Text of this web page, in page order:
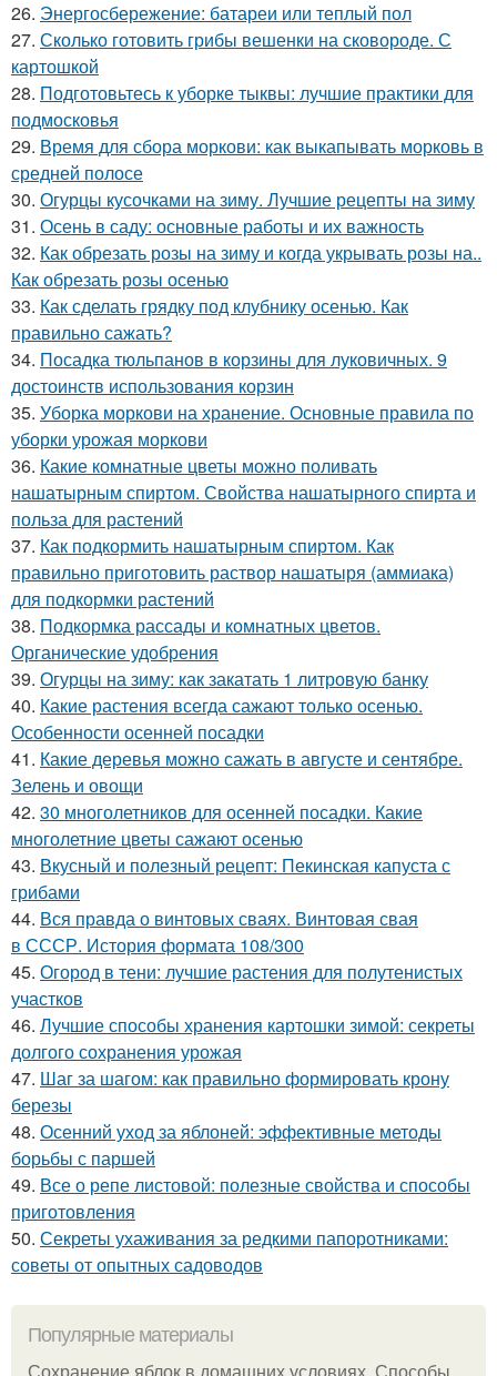
26. Энергосбережение: батареи или теплый пол
27. Сколько готовить грибы вешенки на сковороде. С
картошкой
28. Подготовьтесь к уборке тыквы: лучшие практики для
подмосковья
29. Время для сбора моркови: как выкапывать морковь в
средней полосе
30. Огурцы кусочками на зиму. Лучшие рецепты на зиму
31. Осень в саду: основные работы и их важность
32. Как обрезать розы на зиму и когда укрывать розы на..
Как обрезать розы осенью
33. Как сделать грядку под клубнику осенью. Как
правильно сажать?
34. Посадка тюльпанов в корзины для луковичных. 9
достоинств использования корзин
35. Уборка моркови на хранение. Основные правила по
уборки урожая моркови
36. Какие комнатные цветы можно поливать
нашатырным спиртом. Свойства нашатырного спирта и
польза для растений
37. Как подкормить нашатырным спиртом. Как
правильно приготовить раствор нашатыря (аммиака)
для подкормки растений
38. Подкормка рассады и комнатных цветов.
Органические удобрения
39. Огурцы на зиму: как закатать 1 литровую банку
40. Какие растения всегда сажают только осенью.
Особенности осенней посадки
41. Какие деревья можно сажать в августе и сентябре.
Зелень и овощи
42. 30 многолетников для осенней посадки. Какие
многолетние цветы сажают осенью
43. Вкусный и полезный рецепт: Пекинская капуста с
грибами
44. Вся правда о винтовых сваях. Винтовая свая
в СССР. История формата 108/300
45. Огород в тени: лучшие растения для полутенистых
участков
46. Лучшие способы хранения картошки зимой: секреты
долгого сохранения урожая
47. Шаг за шагом: как правильно формировать крону
березы
48. Осенний уход за яблоней: эффективные методы
борьбы с паршей
49. Все о репе листовой: полезные свойства и способы
приготовления
50. Секреты ухаживания за редкими папоротниками:
советы от опытных садоводов
Популярные материалы
Сохранение яблок в домашних условиях. Способы